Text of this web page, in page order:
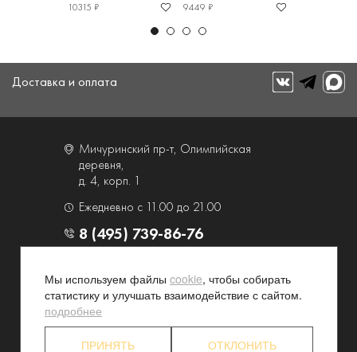
10315 ₽ 9449 ₽
Доставка и оплата
Мичуринский пр-т, Олимпийская
деревня,
д. 4, корп. 1
Ежедневно с 11.00 до 21.00
8 (495) 739-86-76
Услуги
Контакты и схема проезда
Наши преимущества
Программа лояльности
Мы используем файлы cookie, чтобы собирать
статистику и улучшать взаимодействие с сайтом.
подробнее
ПРИНЯТЬ ОТКЛОНИТЬ